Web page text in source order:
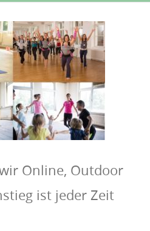
Online, Outdoor
ist jeder Zeit